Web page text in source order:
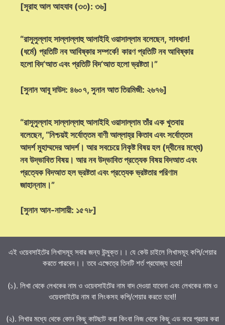
[সূরাহ আল আহযাব (৩৩): ৩৬]
“রাসূলুল্লাহ সাল্লাল্লাহু আলাইহি ওয়াসাল্লাম বলেছেন, সাবধান!
(ধর্মে) প্রতিটি নব আবিষ্কার সম্পর্কে! কারণ প্রতিটি নব আবিষ্কার
হলো বিদ‘আত এবং প্রতিটি বিদ‘আত হলো ভ্রষ্টতা।”
[সুনান আবূ দাউদ: ৪৬০৭, সুনান আত তিরমিজী: ২৬৭৬]
“রাসূলুল্লাহ সাল্লাল্লাহু আলাইহি ওয়াসাল্লাম তাঁর এক খুতবায়
বলেছেন, “নিশ্চয়ই সর্বোত্তম বাণী আল্লাহ্‌র কিতাব এবং সর্বোত্তম
আদর্শ মুহাম্মদের আদর্শ। আর সবচেয়ে নিকৃষ্ট বিষয় হল (দ্বীনের মধ্যে)
নব উদ্ভাবিত বিষয়। আর নব উদ্ভাবিত প্রত্যেক বিষয় বিদআত এবং
প্রত্যেক বিদআত হল ভ্রষ্টতা এবং প্রত্যেক ভ্রষ্টতার পরিণাম
জাহান্নাম।”
[সুনান আন-নাসায়ী: ১৫৭৮]
এই ওয়েবসাইটের লিখাসমূহ সবার জন্য উন্মুক্ত।। যে কেউ চাইলে লিখাসমূহ কপি/শেয়ার
করতে পারবেন।। তবে এক্ষেত্রে তিনটি শর্ত প্রযোজ্য হবে!!
(১). লিখা থেকে লেখকের নাম ও ওয়েবসাইটের নাম বাদ দেওয়া যাবেনা এবং লেখকের নাম ও
ওয়েবসাইটের নাম বা লিংকসহ কপি/শেয়ার করতে হবে!!
(২). লিখার মধ্যে থেকে কোন কিছু কাটছাট করা কিংবা নিজ থেকে কিছু এড করে প্রচার করা